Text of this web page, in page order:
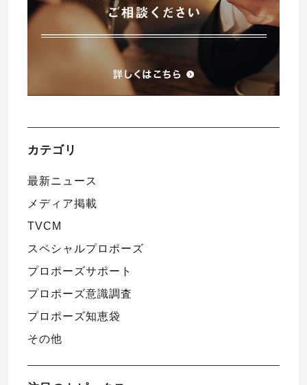
カテゴリ
最新ニュース
メディア掲載
TVCM
スペシャルプロポーズ
プロポーズサポート
プロポーズ意識調査
プロポーズ知恵袋
その他